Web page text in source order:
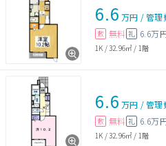
6.6 万円 /管理
敷 無料 礼 6.6万
1K /32.96㎡ / 1階
6.6 万円 /管理
敷 無料 礼 6.6万
1K /32.96㎡ / 1階